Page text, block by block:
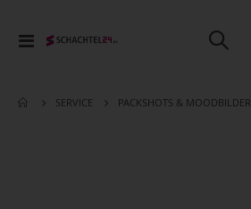
Toggle
SERVICE PACKSHOTS & MOODBILDER